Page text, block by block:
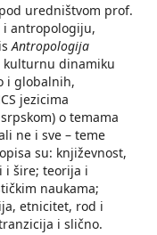
uredništvom prof.
i antropologiju,
Antropologija
kulturnu dinamiku
i globalnih,
jezicima
o temama
ne i sve – teme
su: književnost,
i šire; teorija i
naukama;
etnicitet, rod i
i slično.